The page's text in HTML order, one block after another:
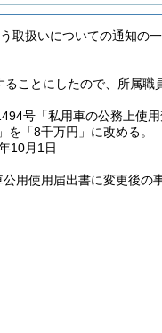
取扱いについての通知の
ことにしたので、所属職
号「私用車の公務上使用
を「8千万円」に改める。
10月1日
用使用届出書に変更後の